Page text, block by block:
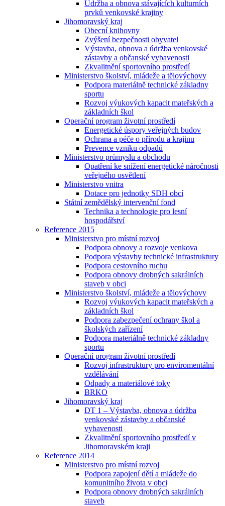
Údržba a obnova stávajících kulturních
prvků venkovské krajiny
Jihomoravský kraj
Obecní knihovny
Zvýšení bezpečnosti obyvatel
Výstavba, obnova a údržba venkovské
zástavby a občanské vybavenosti
Zkvalitnění sportovního prostředí
Ministerstvo školství, mládeže a tělovýchovy
Podpora materiálně technické základny
sportu
Rozvoj výukových kapacit mateřských a
základních škol
Operační program životní prostředí
Energetické úspory veřejných budov
Ochrana a péče o přírodu a krajinu
Prevence vzniku odpadů
Ministerstvo průmyslu a obchodu
Opatření ke snížení energetické náročnosti
veřejného osvětlení
Ministerstvo vnitra
Dotace pro jednotky SDH obcí
Státní zemědělský intervenční fond
Technika a technologie pro lesní
hospodářství
Reference 2015
Ministerstvo pro místní rozvoj
Podpora obnovy a rozvoje venkova
Podpora výstavby technické infrastruktury
Podpora cestovního ruchu
Podpora obnovy drobných sakrálních
staveb v obci
Ministerstvo školství, mládeže a tělovýchovy
Rozvoj výukových kapacit mateřských a
základních škol
Podpora zabezpečení ochrany škol a
školských zařízení
Podpora materiálně technické základny
sportu
Operační program životní prostředí
Rozvoj infrastruktury pro enviromentální
vzdělávání
Odpady a materiálové toky
BRKO
Jihomoravský kraj
DT 1 – Výstavba, obnova a údržba
venkovské zástavby a občanské
vybavenosti
Zkvalitnění sportovního prostředí v
Jihomoravském kraji
Reference 2014
Ministerstvo pro místní rozvoj
Podpora zapojení dětí a mládeže do
komunitního života v obci
Podpora obnovy drobných sakrálních
staveb